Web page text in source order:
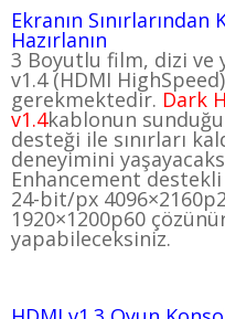
Ekranın
Hazırlanın
3 Boyutlu film, dizi ve
v1.4 (HDMI
gerekmektedir. Dark
v1.4kablonun sunduğu
desteği ile sınırları
deneyimini
Enhancement destekli
24-bit/px
1920×1200p60
yapabileceksiniz.